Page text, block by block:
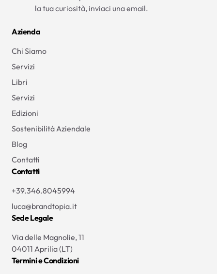
la tua curiosità, inviaci una email.
Azienda
Chi Siamo
Servizi
Libri
Servizi
Edizioni
Sostenibilità Aziendale
Blog
Contatti
Contatti
+39.346.8045994
luca@brandtopia.it
Sede Legale
Via delle Magnolie, 11
04011 Aprilia (LT)
Termini e Condizioni